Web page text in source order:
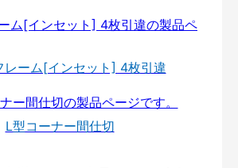
レーム[インセット] 4枚引違
L型コーナー間仕切